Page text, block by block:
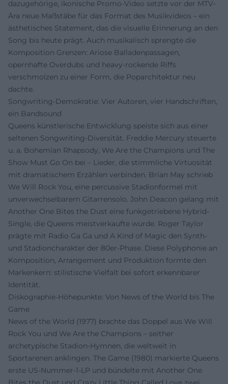
dazugehörige, ikonische Promo-Video setzte vor der MTV-
Ära neue Maßstäbe für das Format des Musikvideos – ein
ästhetisches Statement, das die visuelle Erinnerung an den
Song bis heute prägt. Auch musikalisch sprengte die
Komposition Grenzen: Ariose Balladenpassagen,
opernhafte Overdubs und heavy-rockende Riffs
verschmolzen zu einer Form, die Poparchitektur neu
dachte.
Songwriting-Demokratie: Vier Autoren, vier Handschriften,
ein Bandsound
Queens künstlerische Entwicklung speiste sich aus einer
seltenen Songwriting-Diversität. Freddie Mercury steuerte
u. a. Bohemian Rhapsody, We Are the Champions und The
Show Must Go On bei – Lieder, die stimmliche Virtuosität
mit dramatischem Erzählen verbinden. Brian May schrieb
We Will Rock You, eine percussive Stadionformel mit
unverwechselbarem Gitarrensolo. John Deacon gelang mit
Another One Bites the Dust eine funkgetriebene Hybrid-
Single, die Queens meistverkaufte wurde. Roger Taylor
prägte mit Radio Ga Ga und A Kind of Magic den Synth-
und Stadioncharakter der 80er-Phase. Diese Polyphonie an
Komposition, Arrangement und Produktion formte den
Markenkern: stilistische Vielfalt bei sofort erkennbarer
Identität.
Diskographie-Höhepunkte: Von News of the World bis The
Game
News of the World (1977) brachte das Doppel aus We Will
Rock You und We Are the Champions – seither
archetypische Stadion-Hymnen, die weltweit in
Sportarenen anklingen. The Game (1980) markierte Queens
erste US-Nummer-1-LP und bündelte mit Another One